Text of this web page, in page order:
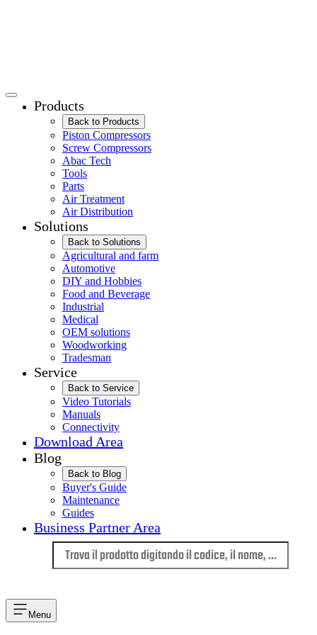
Products
Back to Products
Piston Compressors
Screw Compressors
Abac Tech
Tools
Parts
Air Treatment
Air Distribution
Solutions
Back to Solutions
Agricultural and farm
Automotive
DIY and Hobbies
Food and Beverage
Industrial
Medical
OEM solutions
Woodworking
Tradesman
Service
Back to Service
Video Tutorials
Manuals
Connectivity
Download Area
Blog
Back to Blog
Buyer's Guide
Maintenance
Guides
Business Partner Area
Menu